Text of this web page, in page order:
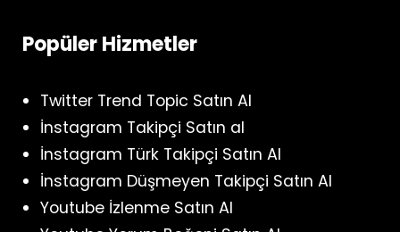
Popüler Hizmetler
Twitter Trend Topic Satın Al
İnstagram Takipçi Satın al
İnstagram Türk Takipçi Satın Al
İnstagram Düşmeyen Takipçi Satın Al
Youtube İzlenme Satın Al